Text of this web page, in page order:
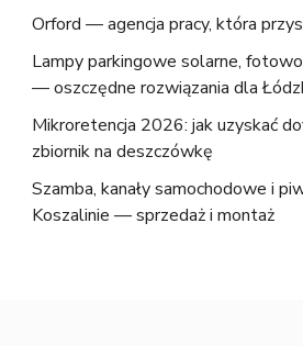
Orford — agencja pracy, która
Lampy parkingowe solarne,
— oszczędne rozwiązania dla
Mikroretencja 2026: jak uzyskać
zbiornik na deszczówkę
Szamba, kanały samochodowe i
Koszalinie — sprzedaż i montaż